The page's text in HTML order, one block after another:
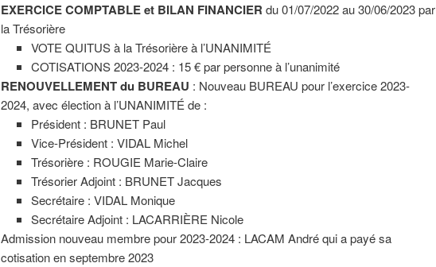
EXERCICE COMPTABLE et BILAN FINANCIER du 01/07/2022 au 30/06/2023 par
la Trésorière
VOTE QUITUS à la Trésorière à l’UNANIMITÉ
COTISATIONS 2023-2024 : 15 € par personne à l’unanimité
RENOUVELLEMENT du BUREAU : Nouveau BUREAU pour l’exercice 2023-
2024, avec élection à l’UNANIMITÉ de :
Président : BRUNET Paul
Vice-Président : VIDAL Michel
Trésorière : ROUGIE Marie-Claire
Trésorier Adjoint : BRUNET Jacques
Secrétaire : VIDAL Monique
Secrétaire Adjoint : LACARRIÈRE Nicole
Admission nouveau membre pour 2023-2024 : LACAM André qui a payé sa
cotisation en septembre 2023